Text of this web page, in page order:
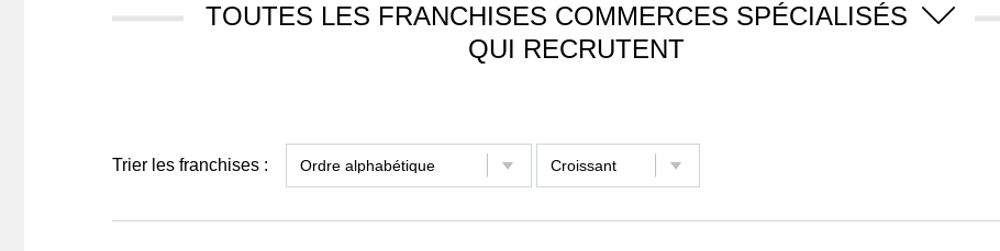
TOUTES LES FRANCHISES COMMERCES SPÉCIALISÉS
QUI RECRUTENT
Trier les franchises :